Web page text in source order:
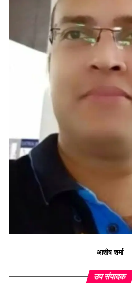
आशीष शर्मा
उप संपादक